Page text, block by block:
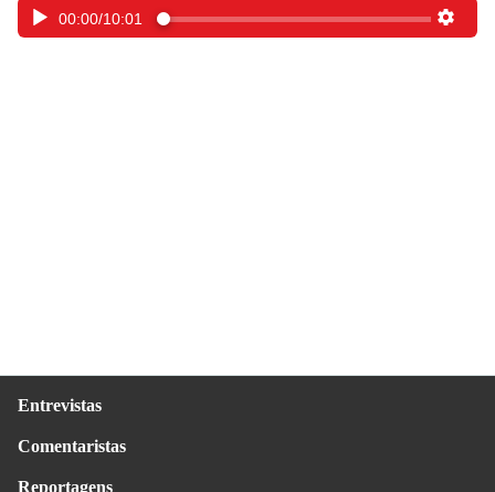
00:00/10:01
Entrevistas
Comentaristas
Reportagens